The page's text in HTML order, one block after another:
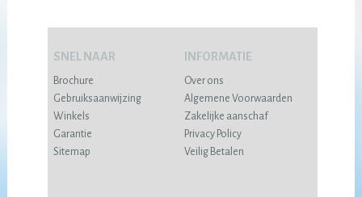
SNEL NAAR
Brochure
Gebruiksaanwijzing
Winkels
Garantie
Sitemap
INFORMATIE
Over ons
Algemene Voorwaarden
Zakelijke aanschaf
Privacy Policy
Veilig Betalen